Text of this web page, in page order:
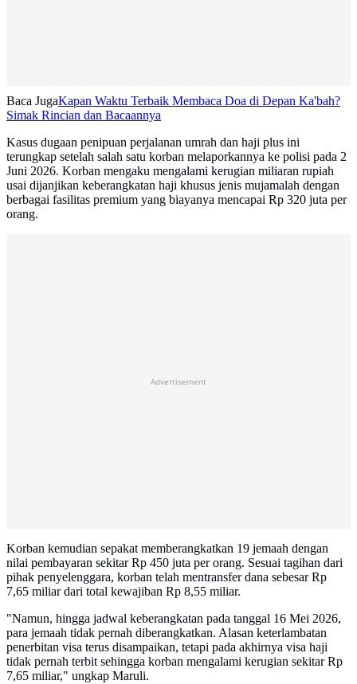
Baca JugaKapan Waktu Terbaik Membaca Doa di Depan Ka'bah?
Simak Rincian dan Bacaannya
Kasus dugaan penipuan perjalanan umrah dan haji plus ini
terungkap setelah salah satu korban melaporkannya ke polisi pada 2
Juni 2026. Korban mengaku mengalami kerugian miliaran rupiah
usai dijanjikan keberangkatan haji khusus jenis mujamalah dengan
berbagai fasilitas premium yang biayanya mencapai Rp 320 juta per
orang.
Advertisement
Korban kemudian sepakat memberangkatkan 19 jemaah dengan
nilai pembayaran sekitar Rp 450 juta per orang. Sesuai tagihan dari
pihak penyelenggara, korban telah mentransfer dana sebesar Rp
7,65 miliar dari total kewajiban Rp 8,55 miliar.
"Namun, hingga jadwal keberangkatan pada tanggal 16 Mei 2026,
para jemaah tidak pernah diberangkatkan. Alasan keterlambatan
penerbitan visa terus disampaikan, tetapi pada akhirnya visa haji
tidak pernah terbit sehingga korban mengalami kerugian sekitar Rp
7,65 miliar," ungkap Maruli.